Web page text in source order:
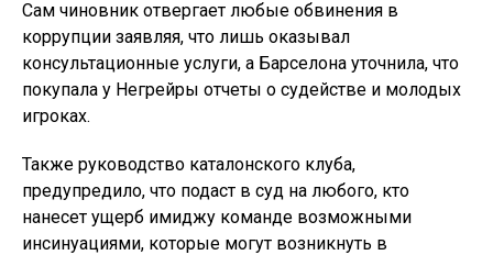
Сам чиновник отвергает любые обвинения в
коррупции заявляя, что лишь оказывал
консультационные услуги, а Барселона уточнила, что
покупала у Негрейры отчеты о судействе и молодых
игроках.
Также руководство каталонского клуба,
предупредило, что подаст в суд на любого, кто
нанесет ущерб имиджу команде возможными
инсинуациями, которые могут возникнуть в